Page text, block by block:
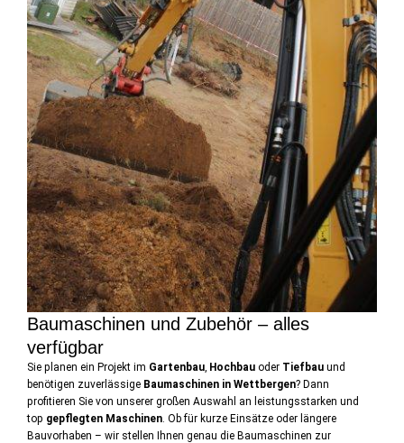
Baumaschinen und Zubehör – alles
verfügbar
Sie planen ein Projekt im Gartenbau Hochbau oder Tiefbau und
benötigen zuverlässige Baumaschinen in Wettbergen? Dann
profitieren Sie von unserer großen Auswahl an leistungsstarken und
top gepflegten Maschinen . Ob für kurze Einsätze oder längere
Bauvorhaben – wir stellen Ihnen genau die Baumaschinen zur